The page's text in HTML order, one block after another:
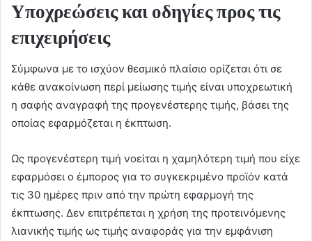
Υποχρεώσεις και οδηγίες προς τις
επιχειρήσεις
Σύμφωνα με το ισχύον θεσμικό πλαίσιο ορίζεται ότι σε
κάθε ανακοίνωση περί μείωσης τιμής είναι υποχρεωτική
η σαφής αναγραφή της προγενέστερης τιμής, βάσει της
οποίας εφαρμόζεται η έκπτωση.
Ως προγενέστερη τιμή νοείται η χαμηλότερη τιμή που είχε
εφαρμόσει ο έμπορος για το συγκεκριμένο προϊόν κατά
τις 30 ημέρες πριν από την πρώτη εφαρμογή της
έκπτωσης. Δεν επιτρέπεται η χρήση της προτεινόμενης
λιανικής τιμής ως τιμής αναφοράς για την εμφάνιση